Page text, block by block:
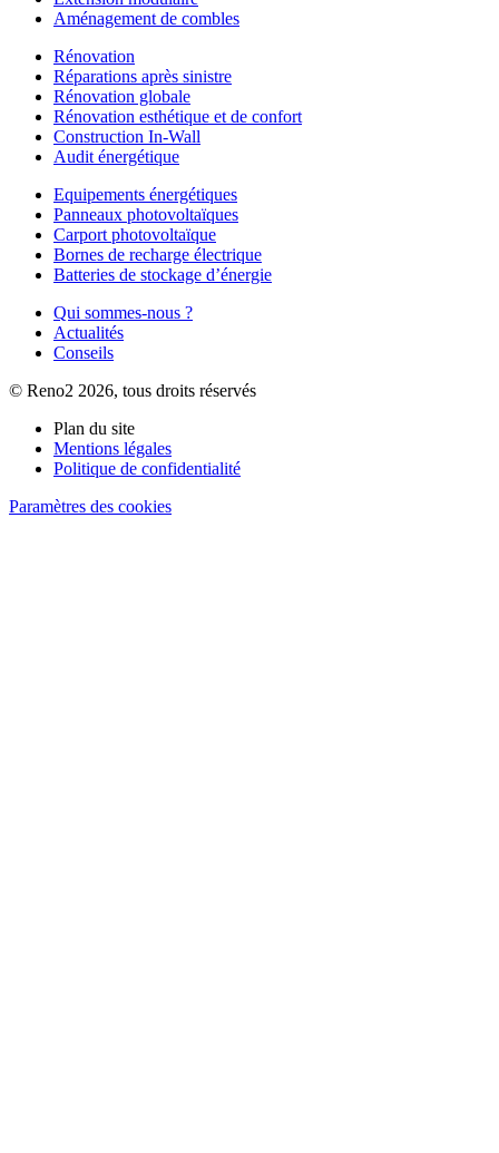
Aménagement de combles
Rénovation
Réparations après sinistre
Rénovation globale
Rénovation esthétique et de confort
Construction In-Wall
Audit énergétique
Equipements énergétiques
Panneaux photovoltaïques
Carport photovoltaïque
Bornes de recharge électrique
Batteries de stockage d’énergie
Qui sommes-nous ?
Actualités
Conseils
© Reno2 2026, tous droits réservés
Plan du site
Mentions légales
Politique de confidentialité
Paramètres des cookies